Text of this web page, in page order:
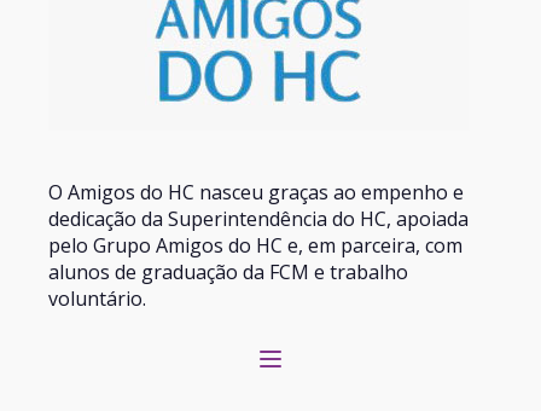
O Amigos do HC nasceu graças ao empenho e
dedicação da Superintendência do HC, apoiada
pelo Grupo Amigos do HC e, em parceira, com
alunos de graduação da FCM e trabalho
voluntário.